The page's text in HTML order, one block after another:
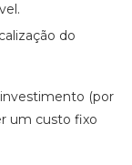
do
(por
um custo fixo